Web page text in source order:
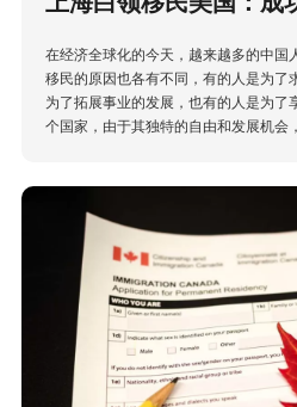
在经济全球化的今天，越来越多的中国
移民的原因也各有不同，有的人是为了
为了拓展事业的发展，也有的人是为了
个国家，由于其独特的自由和发展机会